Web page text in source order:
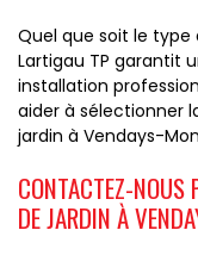
Quel que soit le type
Lartigau TP garantit
installation
aider à sélectionner
jardin à Vendays-
CONTACTEZ-NOUS
DE JARDIN À